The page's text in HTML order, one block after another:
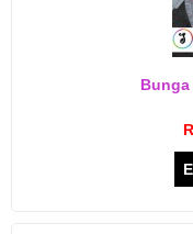
Bunga